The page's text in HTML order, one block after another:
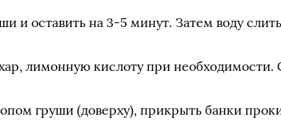
и оставить на 3-5 минут. Затем воду
лимонную кислоту при необходимости.
груши (доверху), прикрыть банки